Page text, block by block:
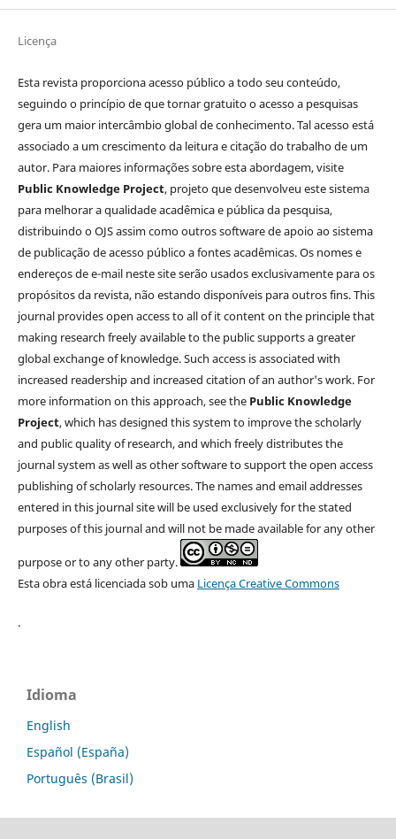
Licença
Esta revista proporciona acesso público a todo seu conteúdo,
seguindo o princípio de que tornar gratuito o acesso a pesquisas
gera um maior intercâmbio global de conhecimento. Tal acesso está
associado a um crescimento da leitura e citação do trabalho de um
autor. Para maiores informações sobre esta abordagem, visite
Public Knowledge Project, projeto que desenvolveu este sistema
para melhorar a qualidade acadêmica e pública da pesquisa,
distribuindo o OJS assim como outros software de apoio ao sistema
de publicação de acesso público a fontes acadêmicas. Os nomes e
endereços de e-mail neste site serão usados exclusivamente para os
propósitos da revista, não estando disponíveis para outros fins. This
journal provides open access to all of it content on the principle that
making research freely available to the public supports a greater
global exchange of knowledge. Such access is associated with
increased readership and increased citation of an author's work. For
more information on this approach, see the Public Knowledge
Project, which has designed this system to improve the scholarly
and public quality of research, and which freely distributes the
journal system as well as other software to support the open access
publishing of scholarly resources. The names and email addresses
entered in this journal site will be used exclusively for the stated
purposes of this journal and will not be made available for any other
purpose or to any other party.
Esta obra está licenciada sob uma Licença Creative Commons
.
Idioma
English
Español (España)
Português (Brasil)